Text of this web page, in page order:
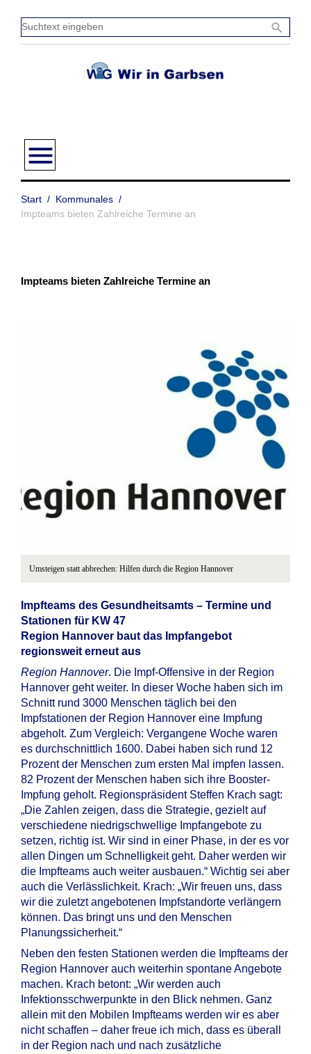
Inhalt
springen
search
menu
Start / Kommunales /
Impteams bieten Zahlreiche Termine an
Impteams bieten Zahlreiche Termine an
Umsteigen statt abbrechen: Hilfen durch die Region Hannover
Impfteams des Gesundheitsamts – Termine und
Stationen für KW 47
Region Hannover baut das Impfangebot
regionsweit erneut aus
Region Hannover. Die Impf-Offensive in der Region
Hannover geht weiter. In dieser Woche haben sich im
Schnitt rund 3000 Menschen täglich bei den
Impfstationen der Region Hannover eine Impfung
abgeholt. Zum Vergleich: Vergangene Woche waren
es durchschnittlich 1600. Dabei haben sich rund 12
Prozent der Menschen zum ersten Mal impfen lassen.
82 Prozent der Menschen haben sich ihre Booster-
Impfung geholt. Regionspräsident Steffen Krach sagt:
„Die Zahlen zeigen, dass die Strategie, gezielt auf
verschiedene niedrigschwellige Impfangebote zu
setzen, richtig ist. Wir sind in einer Phase, in der es vor
allen Dingen um Schnelligkeit geht. Daher werden wir
die Impfteams auch weiter ausbauen.“ Wichtig sei aber
auch die Verlässlichkeit. Krach: „Wir freuen uns, dass
wir die zuletzt angebotenen Impfstandorte verlängern
können. Das bringt uns und den Menschen
Planungssicherheit.“
Neben den festen Stationen werden die Impfteams der
Region Hannover auch weiterhin spontane Angebote
machen. Krach betont: „Wir werden auch
Infektionsschwerpunkte in den Blick nehmen. Ganz
allein mit den Mobilen Impfteams werden wir es aber
nicht schaffen – daher freue ich mich, dass es überall
in der Region nach und nach zusätzliche